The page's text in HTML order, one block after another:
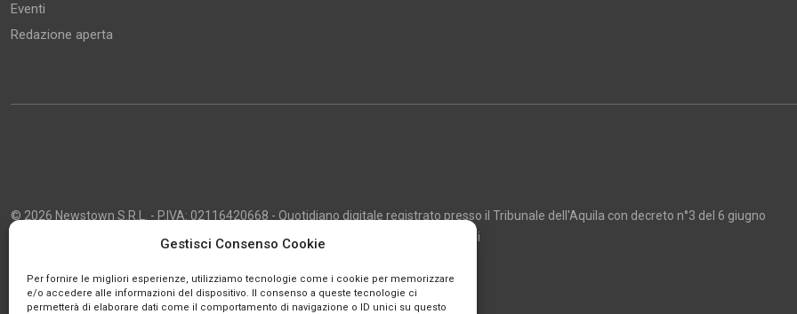
Gestisci Consenso Cookie
Per fornire le migliori esperienze, utilizziamo tecnologie come i cookie per memorizzare
e/o accedere alle informazioni del dispositivo. Il consenso a queste tecnologie ci
permetterà di elaborare dati come il comportamento di navigazione o ID unici su questo
Eventi
Redazione aperta
© 2026 Newstown S.R.L. - P.IVA: 02116420668 - Quotidiano digitale registrato presso il Tribunale dell'Aquila con decreto n°3 del 6 giugno
2013 - Direttore Responsabile: Giustino Masciocco - Capo Redattore: Marco Giancarli